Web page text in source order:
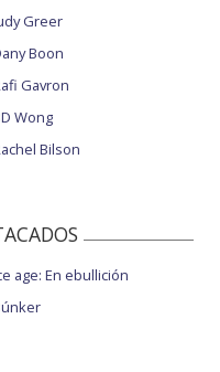
Greer
Boon
Gavron
Wong
Bilson
age: En ebullición